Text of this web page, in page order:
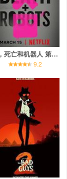
爱，死亡和机器人 第一季
9.2